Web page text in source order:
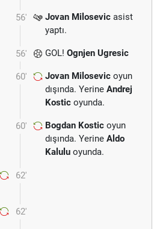
56' Jovan Milosevic asist
yaptı.
56' GOL! Ognjen Ugresic
60' Jovan Milosevic oyun
dışında. Yerine Andrej
Kostic oyunda.
60' Bogdan Kostic oyun
dışında. Yerine Aldo
Kalulu oyunda.
62'
62'